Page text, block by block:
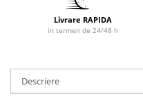
Livrare RAPIDA
in termen de 24/48 h
Descriere